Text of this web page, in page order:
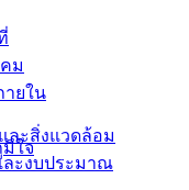
ม
ยใน
ใจ
ละสิ่งแวดล้อม
ละงบประมาณ